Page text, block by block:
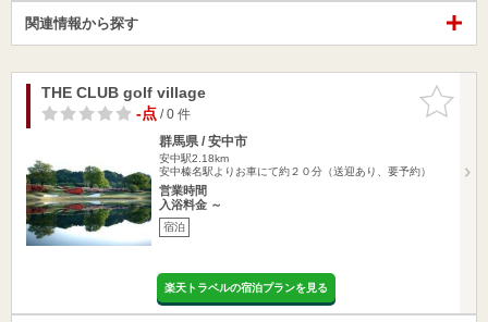
関連情報から探す
お気に入
りに追加
THE CLUB golf village
-点/ 0 件
群馬県 / 安中市
安中駅2.18km
安中榛名駅よりお車にて約２０分（送迎あり、要予約）
営業時間
入浴料金 ～
宿泊
楽天トラベルの宿泊プランを見る